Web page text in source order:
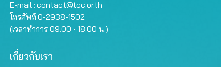
E-mail : contact@tcc.or.th
โทรศัพท์ 0-2938-1502
(เวลาทำการ 09.00 - 18.00 น.)
เกี่ยวกับเรา